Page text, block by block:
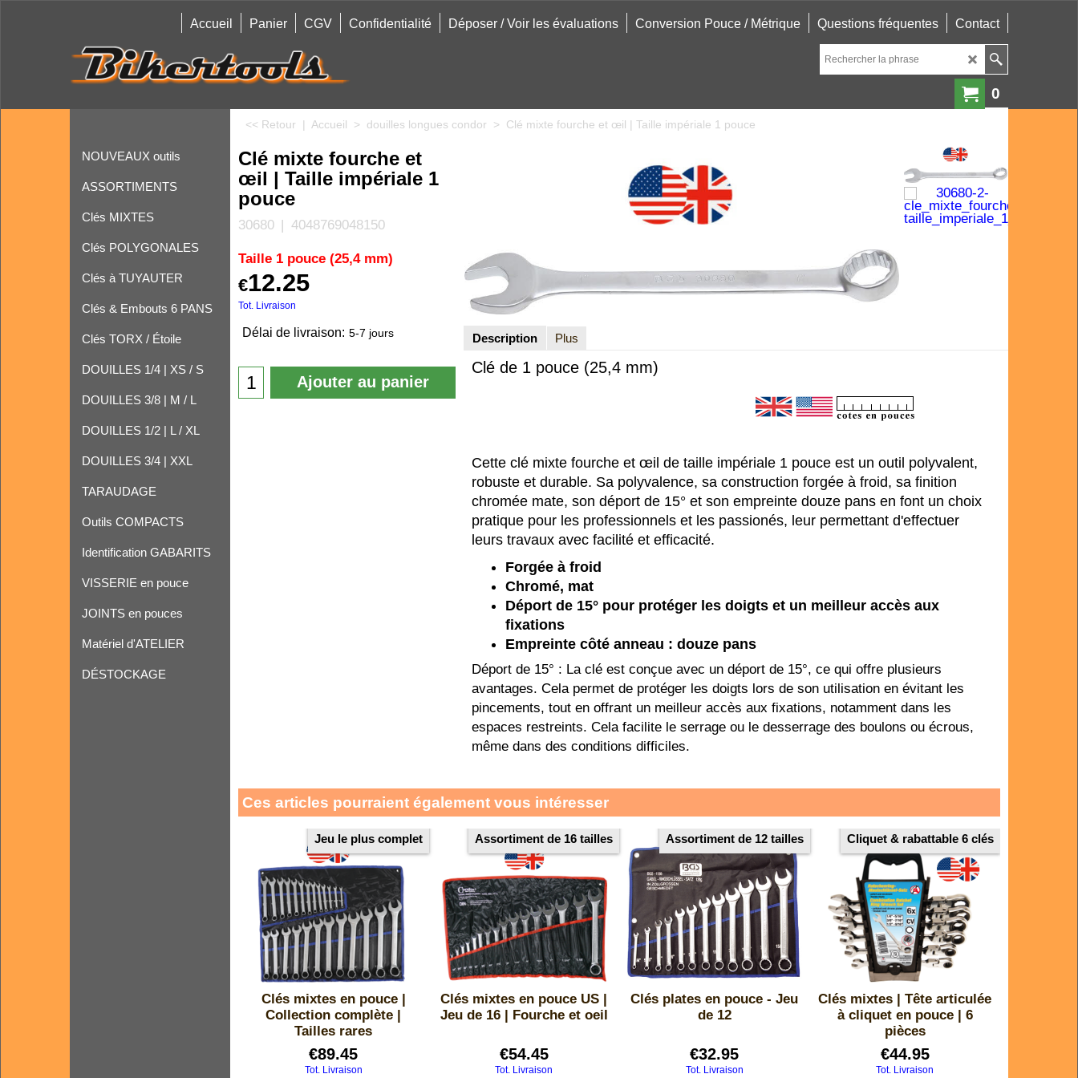
Accueil Panier CGV Confidentialité Déposer / Voir les évaluations Conversion Pouce / Métrique Questions fréquentes Contact
0
NOUVEAUX outils
ASSORTIMENTS
Clés MIXTES
Clés POLYGONALES
Clés à TUYAUTER
Clés & Embouts 6 PANS
Clés TORX / Étoile
DOUILLES 1/4 | XS / S
DOUILLES 3/8 | M / L
DOUILLES 1/2 | L / XL
DOUILLES 3/4 | XXL
TARAUDAGE
Outils COMPACTS
Identification GABARITS
VISSERIE en pouce
JOINTS en pouces
Matériel d'ATELIER
DÉSTOCKAGE
<< Retour Accueil > douilles longues condor > Clé mixte fourche et œil | Taille impériale 1 pouce
Clé mixte fourche et
œil | Taille impériale 1
pouce
30680 4048769048150
Taille 1 pouce (25,4 mm)
€12.25
Tot. Livraison
Délai de livraison: 5-7 jours
Ajouter au panier
Description Plus
Clé de 1 pouce (25,4 mm)
Cette clé mixte fourche et œil de taille impériale 1 pouce est un outil polyvalent,
robuste et durable. Sa polyvalence, sa construction forgée à froid, sa finition
chromée mate, son déport de 15° et son empreinte douze pans en font un choix
pratique pour les professionnels et les passionés, leur permettant d'effectuer
leurs travaux avec facilité et efficacité.
Forgée à froid
Chromé, mat
Déport de 15° pour protéger les doigts et un meilleur accès aux
fixations
Empreinte côté anneau : douze pans
Déport de 15° : La clé est conçue avec un déport de 15°, ce qui offre plusieurs
avantages. Cela permet de protéger les doigts lors de son utilisation en évitant les
pincements, tout en offrant un meilleur accès aux fixations, notamment dans les
espaces restreints. Cela facilite le serrage ou le desserrage des boulons ou écrous,
même dans des conditions difficiles.
Ces articles pourraient également vous intéresser
Jeu le plus complet
Clés mixtes en pouce |
Collection complète |
Tailles rares
€89.45
Tot. Livraison
Assortiment de 16 tailles
Clés mixtes en pouce US |
Jeu de 16 | Fourche et oeil
€54.45
Tot. Livraison
Assortiment de 12 tailles
Clés plates en pouce - Jeu
de 12
€32.95
Tot. Livraison
Cliquet & rabattable 6 clés
Clés mixtes | Tête articulée
à cliquet en pouce | 6
pièces
€44.95
Tot. Livraison